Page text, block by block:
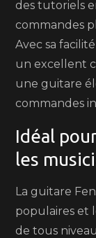
des tutoriels
commandes
Avec sa
un excellent
une guitare
commandes
Idéal
les
La guitare
populaires et
de tous